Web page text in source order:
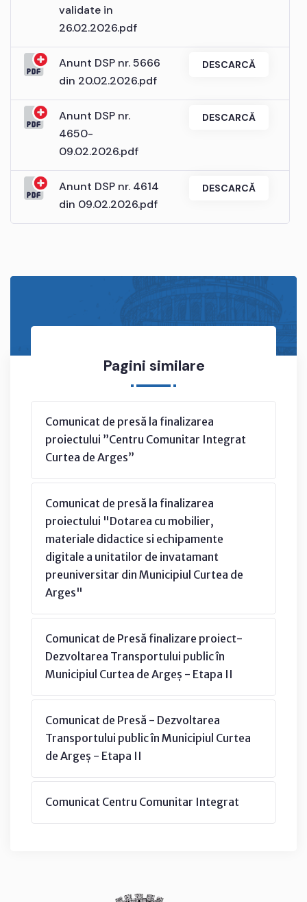
Pagini similare
Comunicat de presă la finalizarea
proiectului ”Centru Comunitar Integrat
Curtea de Arges”
Comunicat de presă la finalizarea
proiectului "Dotarea cu mobilier,
materiale didactice si echipamente
digitale a unitatilor de invatamant
preuniversitar din Municipiul Curtea de
Arges"
Comunicat de Presă finalizare proiect-
Dezvoltarea Transportului public în
Municipiul Curtea de Argeș - Etapa II
Comunicat de Presă - Dezvoltarea
Transportului public în Municipiul Curtea
de Argeș - Etapa II
Comunicat Centru Comunitar Integrat
validate in
26.02.2026.pdf
Anunt DSP nr. 5666
din 20.02.2026.pdf
DESCARCĂ
Anunt DSP nr.
4650-
09.02.2026.pdf
DESCARCĂ
Anunt DSP nr. 4614
din 09.02.2026.pdf
DESCARCĂ